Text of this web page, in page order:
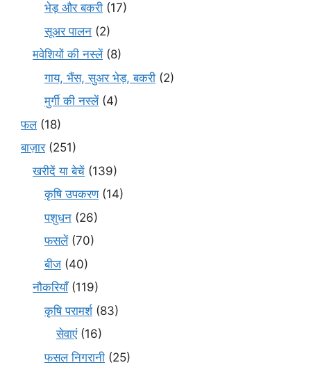
भेड़ और बकरी (17)
सूअर पालन (2)
मवेशियों की नस्लें(8)
गाय, भैंस, सुअर भेड़, बकरी (2)
मुर्गी की नस्लें(4)
फल(18)
बाज़ार(251)
खरीदें या बेचें (139)
कृषि उपकरण(14)
पशुधन (26)
फसलें(70)
बीज (40)
नौकरियाँ(119)
कृषि परामर्श(83)
सेवाएं(16)
फसल निगरानी (25)